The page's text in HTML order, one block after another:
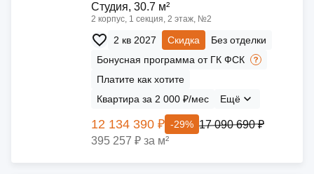
Cтудия, 30.7 м²
2 корпус, 1 секция, 2 этаж, №2
2 кв 2027 Скидка
Без отделки
Бонусная программа от ГК ФСК
Платите как хотите
Квартира за 2 000 ₽/мес
Ещё
12 134 390 ₽ -29% 17 090 690 ₽
395 257 ₽ за м²